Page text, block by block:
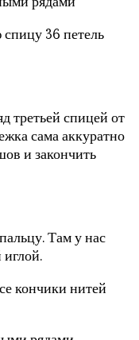
36 петель
третьей спицей от
сама аккуратно
и закончить
Там у нас
кончики нитей